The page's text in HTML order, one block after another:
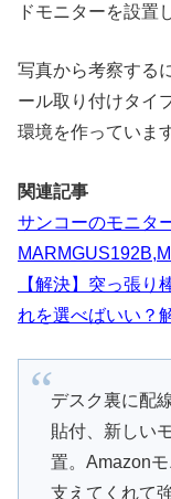
ドモニターを設置
写真から考察する
ール取り付けタイ
環境を作っていま
関連記事
サンコーのモニタ
【解決】突っ張
れを選べばいい？
デスク裏に配
貼付、新しい
置。Amazon
支えてくれて